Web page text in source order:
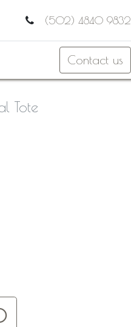
(502) 4840 9832
Contact us
Tote